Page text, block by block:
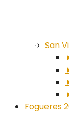
San
Fogueres